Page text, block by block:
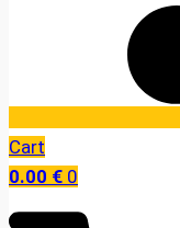
Cart
0.00 € 0